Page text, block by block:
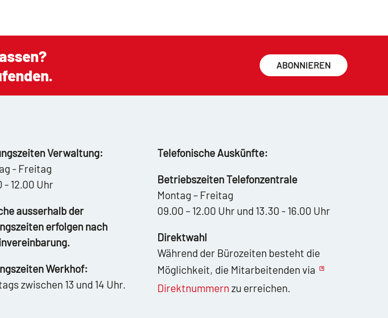
ABONNIEREN
Verwaltung:
- Freitag
- 12.00 Uhr
ausserhalb der
erfolgen nach
Werkhof:
zwischen 13 und 14 Uhr.
Telefonische Auskünfte:
Betriebszeiten Telefonzentrale
Montag – Freitag
09.00 – 12.00 Uhr und 13.30 - 16.00 Uhr
Direktwahl
Während der Bürozeiten besteht die
Möglichkeit, die Mitarbeitenden via
Direktnummern zu erreichen.